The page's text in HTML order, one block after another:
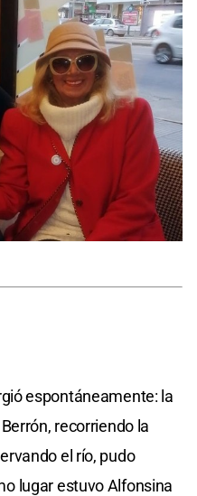
espontáneamente: la
recorriendo la
el río, pudo
lugar estuvo Alfonsina